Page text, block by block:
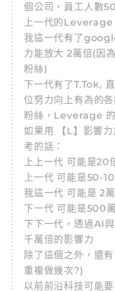
個公司，員工人數
上一代的
我這一代有了
力能放大 2萬倍(因
粉絲)
下一代有了T.Tok,
位努力向上有為的
粉絲，Leverage
如果用 【L】影響
考的話：
上上一代 可能是20
上一代 可能是50-
我這一代 可能是 2
下一代 可能是500
下下一代，透過AI
千萬倍的影響力
除了這個之外，還
重複做幾次?)
以前前沿科技可能